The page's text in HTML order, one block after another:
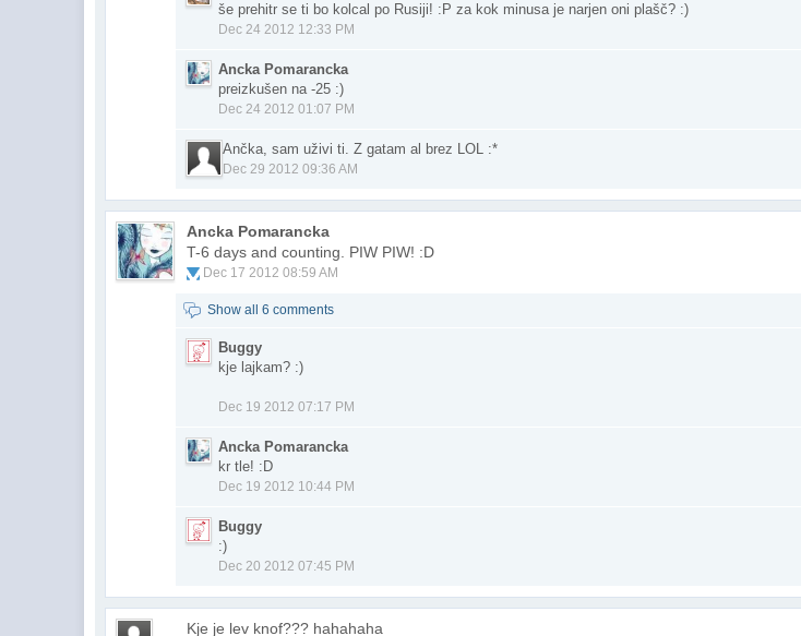
še prehitr se ti bo kolcal po Rusiji! :P za kok minusa je narjen oni plašč? :)
Dec 24 2012 12:33 PM
Ancka Pomarancka
preizkušen na -25 :)
Dec 24 2012 01:07 PM
Ančka, sam uživi ti. Z gatam al brez LOL :*
Dec 29 2012 09:36 AM
Ancka Pomarancka
T-6 days and counting. PIW PIW! :D
Dec 17 2012 08:59 AM
Show all 6 comments
Buggy
kje lajkam? :)
Dec 19 2012 07:17 PM
Ancka Pomarancka
kr tle! :D
Dec 19 2012 10:44 PM
Buggy
:)
Dec 20 2012 07:45 PM
Kje je lev knof??? hahahaha